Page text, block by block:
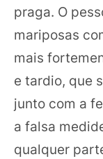
praga. O
mariposas
mais
e tardio, que
junto com a
a falsa
qualquer